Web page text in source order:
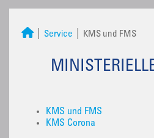
Service KMS und FMS
KMS und FMS
KMS Corona